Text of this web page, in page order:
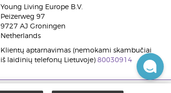
Young Living Europe B.V.
Peizerweg 97
9727 AJ Groningen
Netherlands
Klientų aptarnavimas (nemokami skambučiai
iš laidinių telefonų Lietuvoje) 80030914